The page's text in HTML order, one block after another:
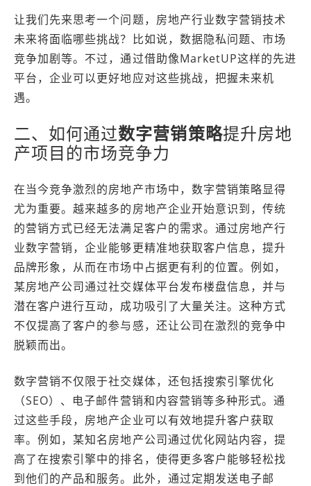
让我们先来思考一个问题，房地产行业数字营销技术
未来将面临哪些挑战？比如说，数据隐私问题、市场
竞争加剧等。不过，通过借助像MarketUP这样的先进
平台，企业可以更好地应对这些挑战，把握未来机
遇。
二、如何通过数字营销策略提升房地
产项目的市场竞争力
在当今竞争激烈的房地产市场中，数字营销策略显得
尤为重要。越来越多的房地产企业开始意识到，传统
的营销方式已经无法满足客户的需求。通过房地产行
业数字营销，企业能够更精准地获取客户信息，提升
品牌形象，从而在市场中占据更有利的位置。例如，
某房地产公司通过社交媒体平台发布楼盘信息，并与
潜在客户进行互动，成功吸引了大量关注。这种方式
不仅提高了客户的参与感，还让公司在激烈的竞争中
脱颖而出。
数字营销不仅限于社交媒体，还包括搜索引擎优化
（SEO）、电子邮件营销和内容营销等多种形式。通
过这些手段，房地产企业可以有效地提升客户获取
率。例如，某知名房地产公司通过优化网站内容，提
高了在搜索引擎中的排名，使得更多客户能够轻松找
到他们的产品和服务。此外，通过定期发送电子邮